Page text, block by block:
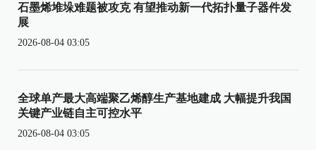
石墨烯堆垛难题被攻克 有望推动新一代拓扑量子器件发
展
2026-08-04 03:05
全球单产最大高端聚乙烯醇生产基地建成 大幅提升我国
关键产业链自主可控水平
2026-08-04 03:05